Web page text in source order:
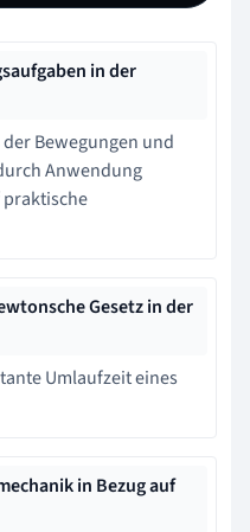
in der
Bewegungen und
Anwendung
Gesetz in der
Umlaufzeit eines
in Bezug auf